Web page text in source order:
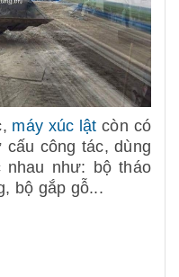
máy xúc lật còn có
công tác, dùng
nhau như: bộ tháo
bộ gắp gỗ...